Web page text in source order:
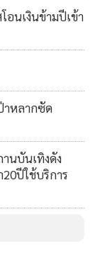
อนเงินข้ามปีเข้า
หลากซัด
นบันเทิงดัง
ปีใช้บริการ